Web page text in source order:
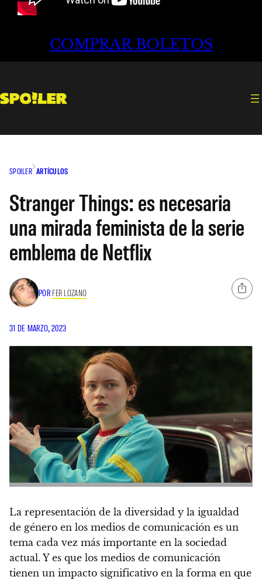
COMPRAR BOLETOS
SPOILER ARTÍCULOS
Stranger Things: es necesaria
una mirada feminista de la serie
emblema de Netflix
POR FER LOZANO
31 DE MARZO, 2023
La representación de la diversidad y la igualdad
de género en los medios de comunicación es un
tema cada vez más importante en la sociedad
actual. Y es que los medios de comunicación
tienen un impacto significativo en la forma en que